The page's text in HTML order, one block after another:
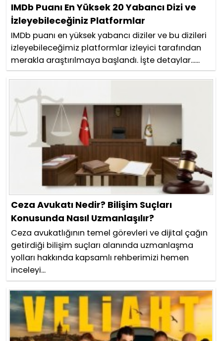
IMDb Puanı En Yüksek 20 Yabancı Dizi ve
İzleyebileceğiniz Platformlar
IMDb puanı en yüksek yabancı diziler ve bu dizileri
izleyebileceğimiz platformlar izleyici tarafından
merakla araştırılmaya başlandı. İşte detaylar......
Ceza Avukatı Nedir? Bilişim Suçları
Konusunda Nasıl Uzmanlaşılır?
Ceza avukatlığının temel görevleri ve dijital çağın
getirdiği bilişim suçları alanında uzmanlaşma
yolları hakkında kapsamlı rehberimizi hemen
inceleyi...